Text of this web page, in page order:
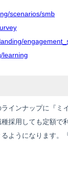
scenarios/smb
learning
インナップに『
用しても定額で
ようになります